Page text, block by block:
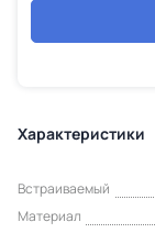
Характеристики
Встраиваемый
Материал